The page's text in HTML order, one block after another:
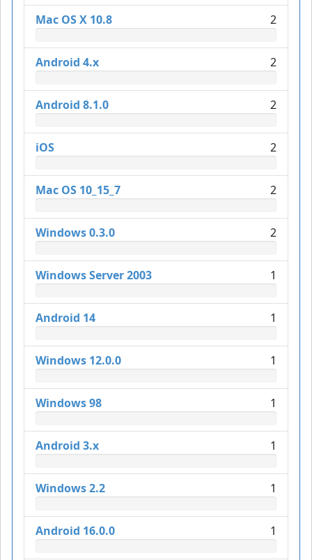
Mac OS X 10.8 2
Android 4.x 2
Android 8.1.0 2
iOS 2
Mac OS 10_15_7 2
Windows 0.3.0 2
Windows Server 2003 1
Android 14 1
Windows 12.0.0 1
Windows 98 1
Android 3.x 1
Windows 2.2 1
Android 16.0.0 1